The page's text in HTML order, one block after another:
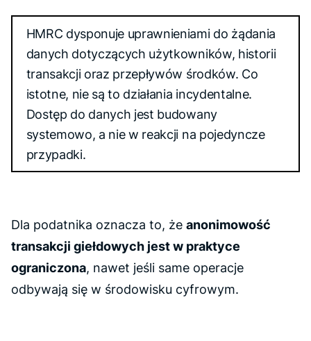
HMRC dysponuje uprawnieniami do żądania
danych dotyczących użytkowników, historii
transakcji oraz przepływów środków. Co
istotne, nie są to działania incydentalne.
Dostęp do danych jest budowany
systemowo, a nie w reakcji na pojedyncze
przypadki.
Dla podatnika oznacza to, że anonimowość
transakcji giełdowych jest w praktyce
ograniczona, nawet jeśli same operacje
odbywają się w środowisku cyfrowym.